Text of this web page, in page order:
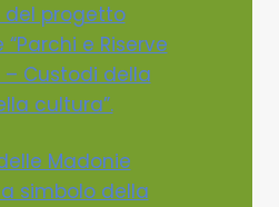
del progetto
e Riserve
– Custodi della
cultura”.
Madonie
simbolo della